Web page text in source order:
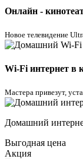
Онлайн -
Новое телевидение
Wi-Fi интернет в
Мастера привезут,
Домашний
Выгодная цена
Акция